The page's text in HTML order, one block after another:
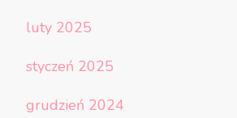
luty 2025
styczeń 2025
grudzień 2024